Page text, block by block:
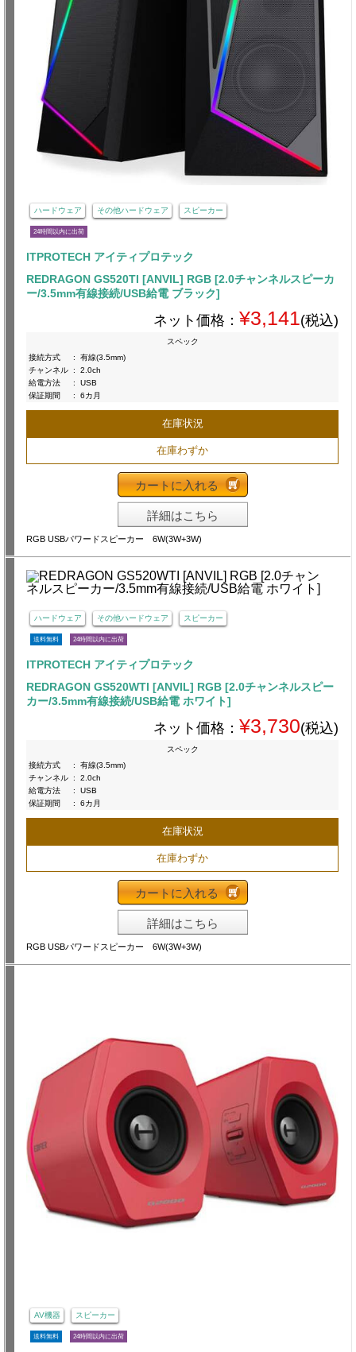
ハードウェア その他ハードウェア スピーカー
24時間以内に出荷
ITPROTECH アイティプロテック
REDRAGON GS520TI [ANVIL] RGB [2.0チャンネルスピーカ
ー/3.5mm有線接続/USB給電 ブラック]
ネット価格： ¥3,141(税込)
スペック
接続方式
:
有線(3.5mm)
チャンネル :
2.0ch
給電方法
:
USB
保証期間
: 6カ月
在庫状況
在庫わずか
カートに入れる
詳細はこちら
RGB USBパワードスピーカー 6W(3W+3W)
ハードウェア その他ハードウェア スピーカー
送料無料 24時間以内に出荷
ITPROTECH アイティプロテック
REDRAGON GS520WTI [ANVIL] RGB [2.0チャンネルスピー
カー/3.5mm有線接続/USB給電 ホワイト]
ネット価格： ¥3,730(税込)
スペック
接続方式
:
有線(3.5mm)
チャンネル :
2.0ch
給電方法
:
USB
保証期間
: 6カ月
在庫状況
在庫わずか
カートに入れる
詳細はこちら
RGB USBパワードスピーカー 6W(3W+3W)
AV機器 スピーカー
送料無料 24時間以内に出荷